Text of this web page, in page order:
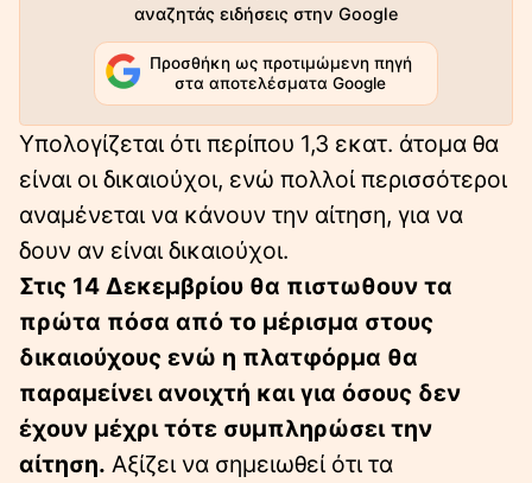
αναζητάς ειδήσεις στην Google
Προσθήκη ως προτιμώμενη πηγή
στα αποτελέσματα Google
Υπολογίζεται ότι περίπου 1,3 εκατ. άτομα θα
είναι οι δικαιούχοι, ενώ πολλοί περισσότεροι
αναμένεται να κάνουν την αίτηση, για να
δουν αν είναι δικαιούχοι.
Στις 14 Δεκεμβρίου θα πιστωθουν τα
πρώτα πόσα από το μέρισμα στους
δικαιούχους ενώ η πλατφόρμα θα
παραμείνει ανοιχτή και για όσους δεν
έχουν μέχρι τότε συμπληρώσει την
αίτηση. Αξίζει να σημειωθεί ότι τα